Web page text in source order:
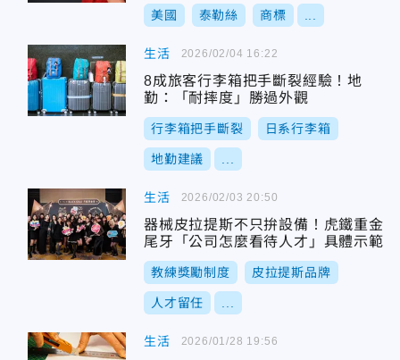
美國 泰勒絲 商標
生活
8成旅客行李箱把手斷裂經驗！地
勤：「耐摔度」勝過外觀
行李箱把手斷裂 日系行李箱
地勤建議
2026/02/04 16:22
生活
器械皮拉提斯不只拚設備！虎鐵重金
尾牙「公司怎麼看待人才」具體示範
教練獎勵制度 皮拉提斯品牌
人才留任
2026/02/03 20:50
生活 2026/01/28 19:56